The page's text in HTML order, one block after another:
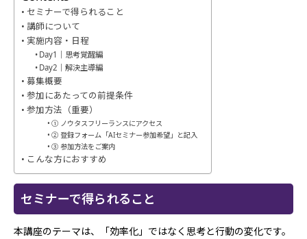
セミナーで得られること
講師について
実施内容・日程
Day1｜思考覚醒編
Day2｜解決主導編
募集概要
参加にあたっての前提条件
参加方法（重要）
① ノウタスフリーランスにアクセス
② 登録フォーム「AIセミナー参加希望」と記入
③ 参加方法をご案内
こんな方におすすめ
セミナーで得られること
本講座のテーマは、「効率化」ではなく思考と行動の変化です。